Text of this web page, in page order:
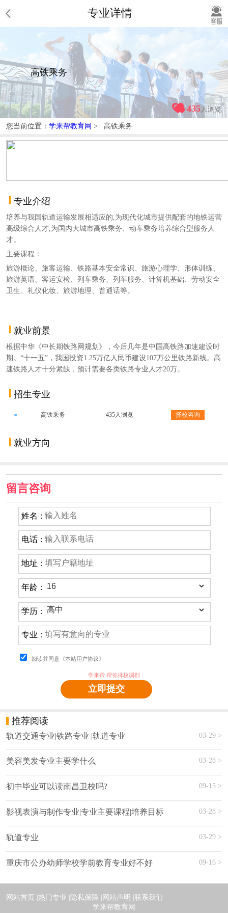
专业详情
高铁乘务
435人浏览
您当前位置： 学来帮教育网 > 高铁乘务
专业介绍
培养与我国轨道运输发展相适应的,为现代化城市提供配套的地铁运营
高级综合人才,为国内大城市高铁乘务、动车乘务培养综合型服务人
才。
主要课程：
旅游概论、旅客运输、铁路基本安全常识、旅游心理学、形体训练、
旅游英语、客运安检、列车乘务、列车服务、计算机基础、劳动安全
卫生、礼仪化妆、旅游地理、普通话等。
就业前景
根据中华《中长期铁路网规划》，今后几年是中国高铁路加速建设时
期。“十一五”，我国投资1.25万亿人民币建设107万公里铁路新线。高
速铁路人才十分紧缺，预计需要各类铁路专业人才20万。
招生专业
● 高铁乘务 435人浏览 择校咨询
就业方向
留言咨询
姓名：
电话：
地址：
年龄：
学历：
专业：
阅读并同意《本站用户协议》
学来帮 帮你择校调剂
立即提交
推荐阅读
轨道交通专业|铁路专业 |轨道专业 03-29 >
美容美发专业主要学什么 03-28 >
初中毕业可以读南昌卫校吗? 09-15 >
影视表演与制作专业|专业主要课程|培养目标 03-28 >
轨道专业 03-29 >
重庆市公办幼师学校学前教育专业好不好 09-16 >
网站首页 |热门专业 |隐私保障 |网站声明 |联系我们
学来帮教育网